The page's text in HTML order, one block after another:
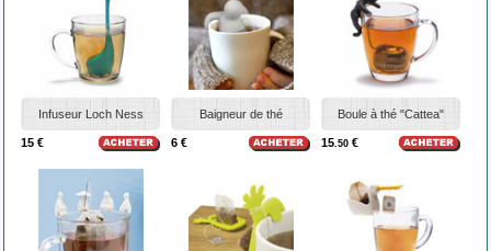
Infuseur Loch Ness
15 €
Baigneur de thé
6 €
Boule à thé "Cattea"
15.50 €